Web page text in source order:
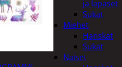
ja lapaset
Sukat
Miehet
Hanskat
Sukat
Naiset